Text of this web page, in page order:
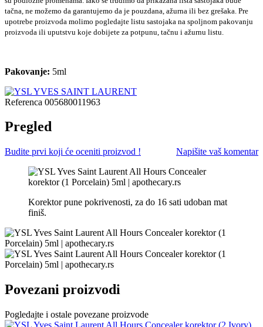
tačna, ne možemo da garantujemo da je pouzdana, ažurna ili bez grešaka. Pre
upotrebe proizvoda molimo pogledajte listu sastojaka na spoljnom pakovanju
proizvoda ili uputstvu koje dobijete za potpunu, tačnu i ažurnu listu.
Pakovanje: 5ml
Referenca 005680011963
Pregled
Napišite vaš komentar
Budite prvi koji će oceniti proizvod !
Korektor pune pokrivenosti, za do 16 sati udoban mat
finiš.
Povezani proizvodi
Pogledajte i ostale povezane proizvode